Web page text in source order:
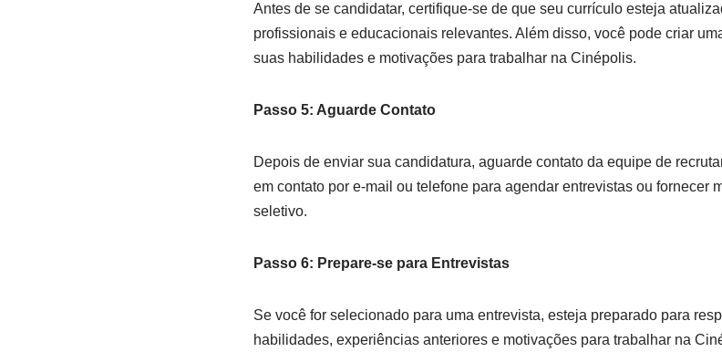
Antes de se candidatar, certifique-se de que seu currículo esteja
profissionais e educacionais relevantes. Além disso, você pode criar
suas habilidades e motivações para trabalhar na Cinépolis.
Passo 5: Aguarde Contato
Depois de enviar sua candidatura, aguarde contato da equipe de
em contato por e-mail ou telefone para agendar entrevistas ou fornecer
seletivo.
Passo 6: Prepare-se para Entrevistas
Se você for selecionado para uma entrevista, esteja preparado para
habilidades, experiências anteriores e motivações para trabalhar na